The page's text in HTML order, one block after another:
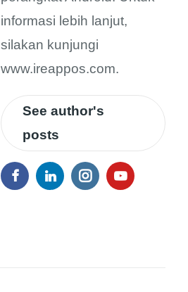
informasi lebih lanjut,
silakan kunjungi
www.ireappos.com.
See author's
posts